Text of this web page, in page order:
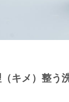
キメ）整